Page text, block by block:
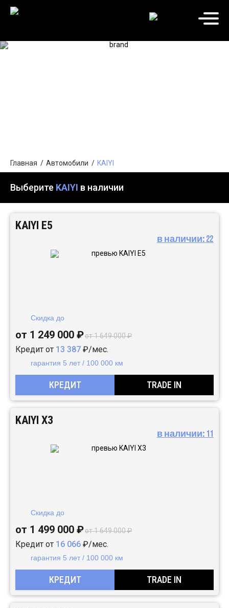
Главная Автомобили KAIYI
Выберите KAIYI в наличии
KAIYI E5
в наличии:22
Скидка до
от 1 249 000 ₽от 1 649 000 ₽
Кредит от 13 387 ₽/мес.
гарантия 5 лет / 100 000 км
КРЕДИТ TRADE IN
KAIYI X3
в наличии: 11
Скидка до
от 1 499 000 ₽от 1 649 000 ₽
Кредит от 16 066 ₽/мес.
гарантия 5 лет / 100 000 км
КРЕДИТ TRADE IN